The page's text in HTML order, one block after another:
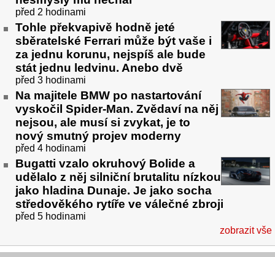
před 2 hodinami
Tohle překvapivě hodně jeté
sběratelské Ferrari může být vaše i
za jednu korunu, nejspíš ale bude
stát jednu ledvinu. Anebo dvě
před 3 hodinami
Na majitele BMW po nastartování
vyskočil Spider-Man. Zvědaví na něj
nejsou, ale musí si zvykat, je to
nový smutný projev moderny
před 4 hodinami
Bugatti vzalo okruhový Bolide a
udělalo z něj silniční brutalitu nízkou
jako hladina Dunaje. Je jako socha
středověkého rytíře ve válečné zbroji
před 5 hodinami
zobrazit vše